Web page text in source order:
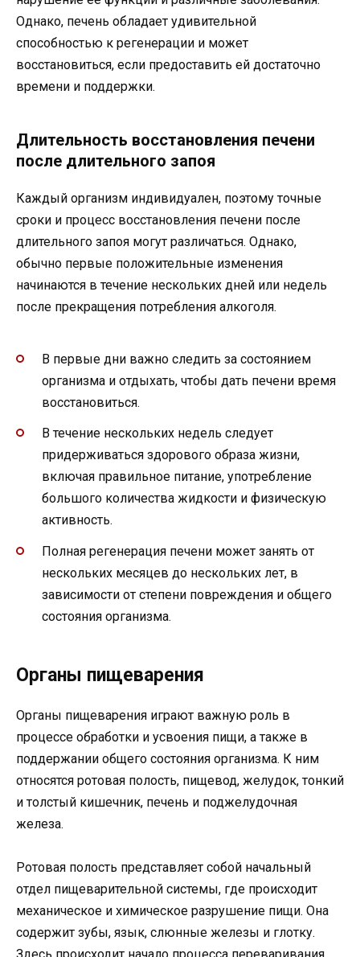
Однако, печень обладает удивительной
способностью к регенерации и может
восстановиться, если предоставить ей достаточно
времени и поддержки.
Длительность восстановления печени
после длительного запоя
Каждый организм индивидуален, поэтому точные
сроки и процесс восстановления печени после
длительного запоя могут различаться. Однако,
обычно первые положительные изменения
начинаются в течение нескольких дней или недель
после прекращения потребления алкоголя.
В первые дни важно следить за состоянием
организма и отдыхать, чтобы дать печени время
восстановиться.
В течение нескольких недель следует
придерживаться здорового образа жизни,
включая правильное питание, употребление
большого количества жидкости и физическую
активность.
Полная регенерация печени может занять от
нескольких месяцев до нескольких лет, в
зависимости от степени повреждения и общего
состояния организма.
Органы пищеварения
Органы пищеварения играют важную роль в
процессе обработки и усвоения пищи, а также в
поддержании общего состояния организма. К ним
относятся ротовая полость, пищевод, желудок, тонкий
и толстый кишечник, печень и поджелудочная
железа.
Ротовая полость представляет собой начальный
отдел пищеварительной системы, где происходит
механическое и химическое разрушение пищи. Она
содержит зубы, язык, слюнные железы и глотку.